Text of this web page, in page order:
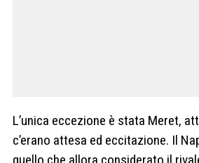
L’unica eccezione è stata Meret,
c’erano attesa ed eccitazione. Il